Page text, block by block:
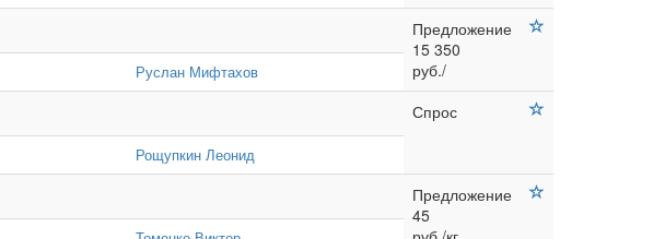
Предложение
15 350
руб./
Руслан Мифтахов
Спрос
Рощупкин Леонид
Предложение
45